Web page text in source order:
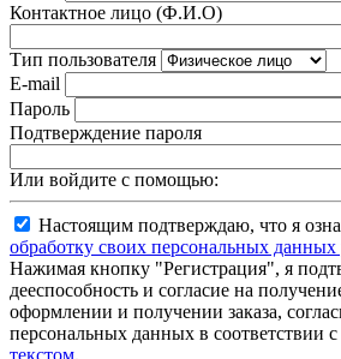
Контактное лицо (Ф.И.О)
Тип пользователя
E-mail
Пароль
Подтверждение пароля
Или войдите с помощью:
Настоящим подтверждаю, что я
обработку своих персональных
Нажимая кнопку "Регистрация", я
дееспособность и согласие на
оформлении и получении заказа,
персональных данных в соответствии
текстом.